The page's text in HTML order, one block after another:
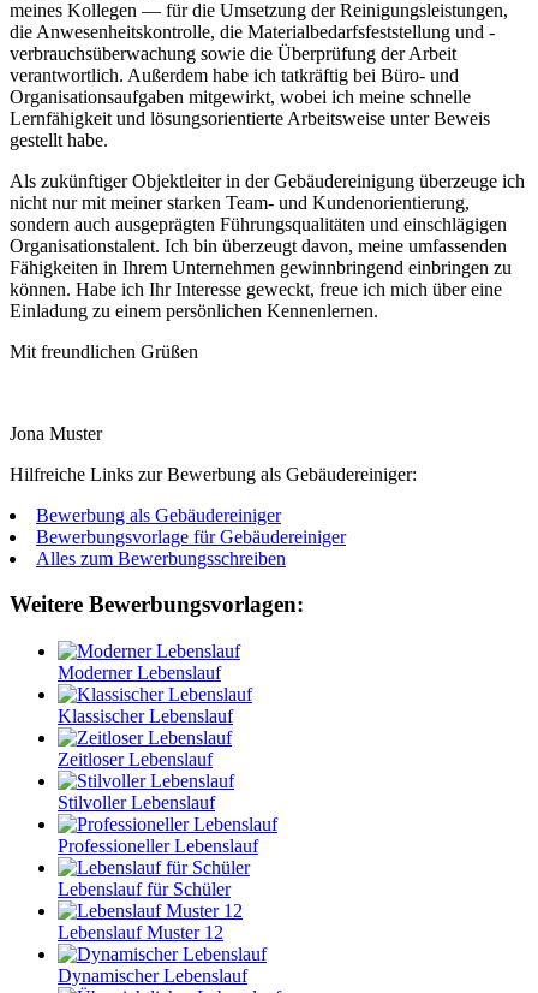
meines Kollegen — für die Umsetzung der Reinigungsleistungen,
die Anwesenheitskontrolle, die Materialbedarfsfeststellung und -
verbrauchsüberwachung sowie die Überprüfung der Arbeit
verantwortlich. Außerdem habe ich tatkräftig bei Büro- und
Organisationsaufgaben mitgewirkt, wobei ich meine schnelle
Lernfähigkeit und lösungsorientierte Arbeitsweise unter Beweis
gestellt habe.
Als zukünftiger Objektleiter in der Gebäudereinigung überzeuge ich
nicht nur mit meiner starken Team- und Kundenorientierung,
sondern auch ausgeprägten Führungsqualitäten und einschlägigen
Organisationstalent. Ich bin überzeugt davon, meine umfassenden
Fähigkeiten in Ihrem Unternehmen gewinnbringend einbringen zu
können. Habe ich Ihr Interesse geweckt, freue ich mich über eine
Einladung zu einem persönlichen Kennenlernen.
Mit freundlichen Grüßen
Jona Muster
Hilfreiche Links zur Bewerbung als Gebäudereiniger:
Bewerbung als Gebäudereiniger
Bewerbungsvorlage für Gebäudereiniger
Alles zum Bewerbungsschreiben
Weitere Bewerbungsvorlagen:
Moderner Lebenslauf
Klassischer Lebenslauf
Zeitloser Lebenslauf
Stilvoller Lebenslauf
Professioneller Lebenslauf
Lebenslauf für Schüler
Lebenslauf Muster 12
Dynamischer Lebenslauf